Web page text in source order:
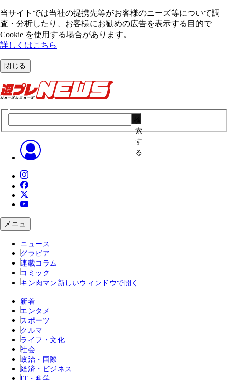
当サイトでは当社の提携先等がお客様のニーズ等について調
査・分析したり、お客様にお勧めの広告を表⽰する⽬的で
Cookie を使⽤する場合があります。
詳しくはこちら
閉じる
索
す
る
メニュ
ニュース
グラビア
連載コラム
コミック
キン肉マン 新しいウィンドウで開く
新着
エンタメ
スポーツ
クルマ
ライフ・文化
社会
政治・国際
経済・ビジネス